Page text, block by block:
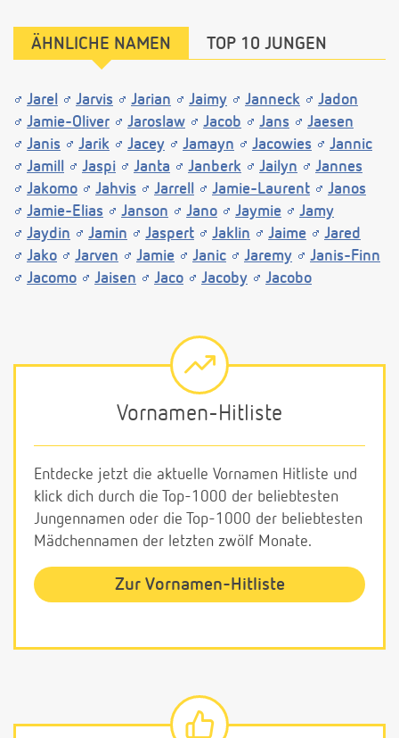
ÄHNLICHE NAMEN TOP 10 JUNGEN
Jarel Jarvis Jarian Jaimy Janneck
Jadon
Jamie-Oliver
Jaroslaw Jacob Jans
Jaesen
Janis
Jarik Jacey Jamayn Jacowies
Jannic
Jamill
Jaspi Janta Janberk Jailyn
Jannes
Jakomo
Jahvis Jarrell Jamie-Laurent
Janos
Jamie-Elias
Janson Jano Jaymie
Jamy
Jaydin
Jamin Jaspert Jaklin Jaime
Jared
Jako
Jarven Jamie Janic Jaremy
Janis-Finn
Jacomo
Jaisen Jaco Jacoby Jacobo
Vornamen-Hitliste
Entdecke jetzt die aktuelle Vornamen Hitliste und
klick dich durch die Top-1000 der beliebtesten
Jungennamen oder die Top-1000 der beliebtesten
Mädchennamen der letzten zwölf Monate.
Zur Vornamen-Hitliste